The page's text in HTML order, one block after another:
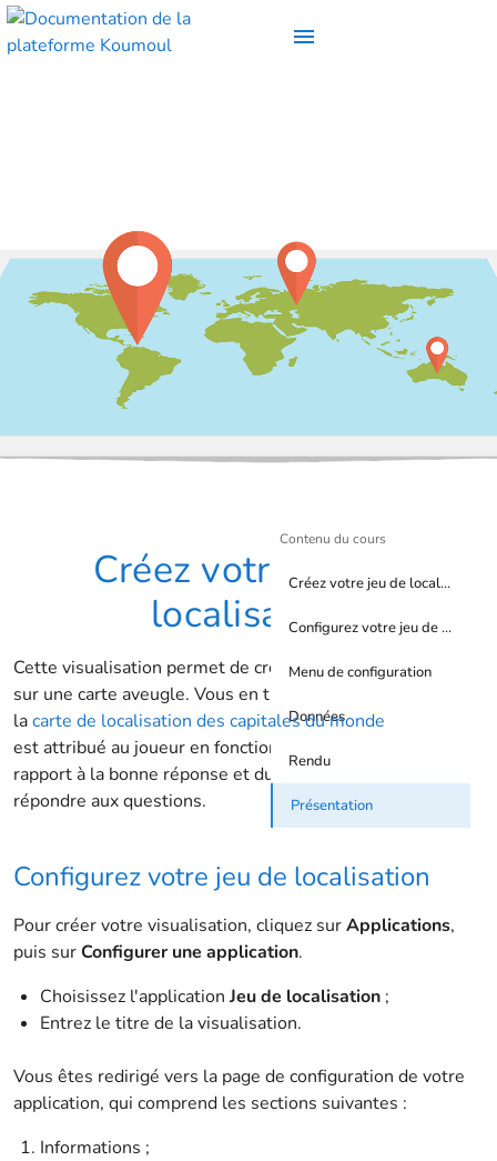
Contenu du cours
Créez votre jeu de localisation
Configurez votre jeu de localisation
Menu de configuration
Données
Rendu
Présentation
Créez votre jeu de
localisation
Cette visualisation permet de créer unJeu de localisation
sur une carte aveugle. Vous en trouverez un exemple sur
lacarte de localisation des capitales du monde
est attribué au joueur en fonction de la distance par
rapport à la bonne réponse et du temps passé pour
répondre aux questions.
Configurez votre jeu de localisation
Pour créer votre visualisation, cliquez surApplications,
puis surConfigurer une application.
Choisissez l'application Jeu de localisation ;
Entrez le titre de la visualisation.
Vous êtes redirigé vers la page de configuration de votre
application, qui comprend les sections suivantes :
Informations ;